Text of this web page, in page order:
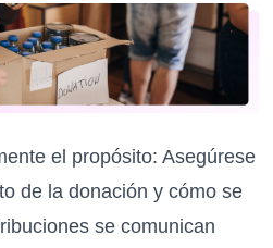
el propósito: Asegúrese
de la donación y cómo se
se comunican